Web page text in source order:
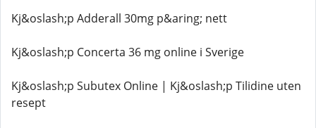
Kj&oslash;p Adderall 30mg p&aring; nett
Kj&oslash;p Concerta 36 mg online i Sverige
Kj&oslash;p Subutex Online | Kj&oslash;p Tilidine uten
resept